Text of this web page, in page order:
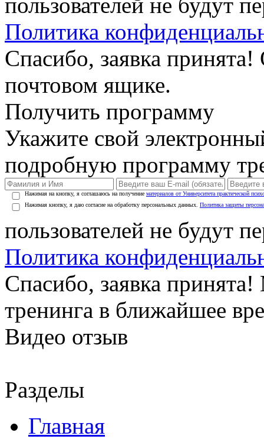
Политика
Спасибо, заявка
почтовом ящике.
Получить программу
Укажите свой
подробную программу
Нажимая на кнопку, я соглашаюсь на получение материалов от Университета практической
Нажимая кнопку, я даю согласие на обработку персональных данных. Политика защиты
пользователей не будут
Политика
Спасибо, заявка
тренинга в ближайшее
Видео отзыв
Разделы
Главная